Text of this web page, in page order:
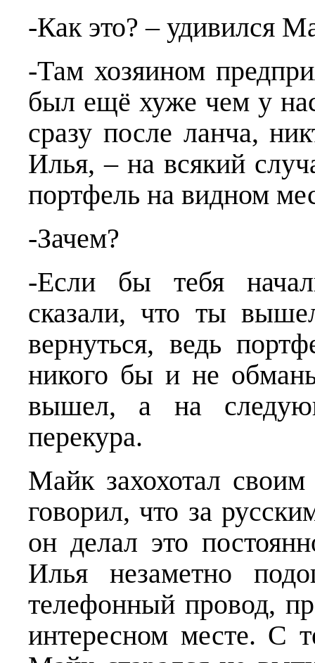
-Как это? – удивился
-Там хозяином
был ещё хуже чем у
сразу после ланча,
Илья, – на всякий
портфель на видном
-Зачем?
-Если бы тебя
сказали, что ты
вернуться, ведь
никого бы и не
вышел, а на
перекура.
Майк захохотал
говорил, что за
он делал это
Илья незаметно
телефонный провод,
интересном месте. С